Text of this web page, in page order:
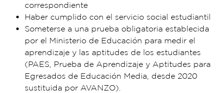
correspondiente
Haber cumplido con el servicio social estudiantil
Someterse a una prueba obligatoria establecida
por el Ministerio de Educación para medir el
aprendizaje y las aptitudes de los estudiantes
(PAES, Prueba de Aprendizaje y Aptitudes para
Egresados de Educación Media, desde 2020
sustituida por AVANZO).